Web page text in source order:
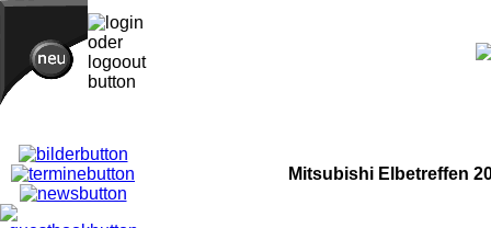
Mitsubishi Elbetreffen